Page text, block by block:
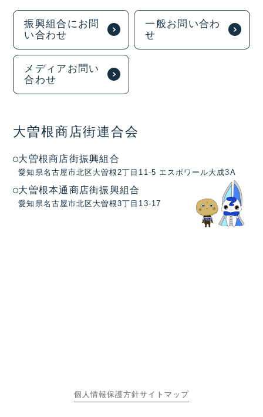
振興組合にお問
い合わせ
一般お問い合わ
せ
メディアお問い
合わせ
大曽根商店街連合会
大曽根商店街振興組合
愛知県名古屋市北区大曽根2丁目11-5 エスポワール大成3A
大曽根本通商店街振興組合
愛知県名古屋市北区大曽根3丁目13-17
個人情報保護方針サイトマップ